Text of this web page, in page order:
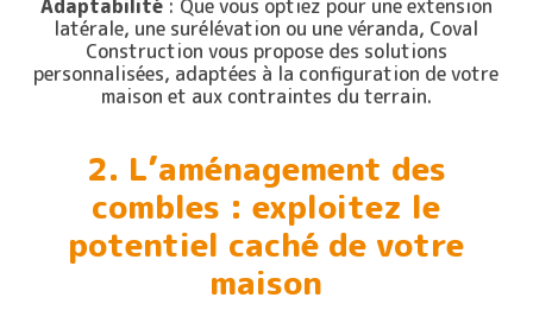
Adaptabilité: Que vous optiez pour une extension
latérale, une surélévation ou une véranda, Coval
Construction vous propose des solutions
personnalisées, adaptées à la configuration de votre
maison et aux contraintes du terrain.
2. L’aménagement des
combles : exploitez le
potentiel caché de votre
maison